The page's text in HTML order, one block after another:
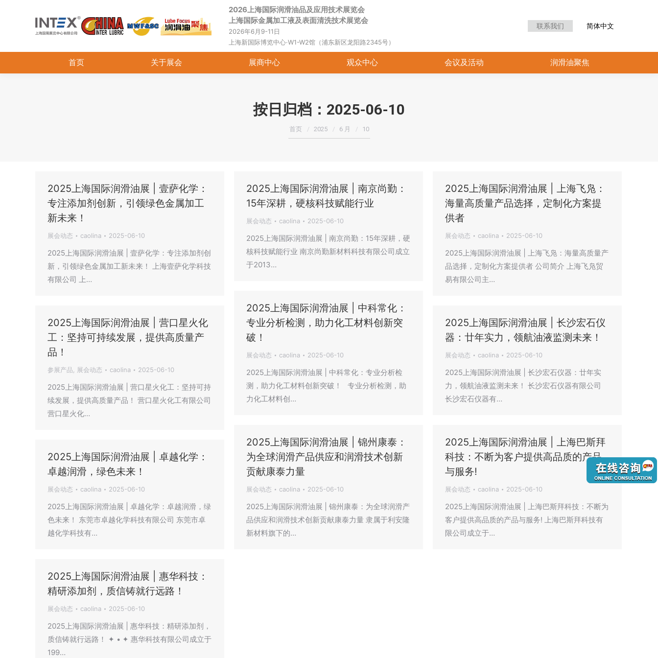
2026上海国际润滑油品及应用技术展览会
上海国际金属加工液及表面清洗技术展览会
2026年6月9-11日
上海新国际博览中心·W1-W2馆（浦东新区龙阳路2345号）
联系我们 简体中文
首页 关于展会 展商中心 观众中心 会议及活动 润滑油聚焦
按日归档： 2025-06-10
您在这里：
首页 2025 6 月 10
2025上海国际润滑油展 | 壹萨化学：
专注添加剂创新，引领绿色金属加工
新未来！
展会动态 caolina 2025-06-10
2025上海国际润滑油展 | 壹萨化学：专注添加剂创
新，引领绿色金属加工新未来！ 上海壹萨化学科技
有限公司 上…
2025上海国际润滑油展 | 南京尚勤：
15年深耕，硬核科技赋能行业
展会动态 caolina 2025-06-10
2025上海国际润滑油展 | 南京尚勤：15年深耕，硬
核科技赋能行业 南京尚勤新材料科技有限公司成立
于2013…
2025上海国际润滑油展 | 上海飞凫：
海量高质量产品选择，定制化方案提
供者
展会动态 caolina 2025-06-10
2025上海国际润滑油展 | 上海飞凫：海量高质量产
品选择，定制化方案提供者 公司简介 上海飞凫贸
易有限公司主…
2025上海国际润滑油展 | 中科常化：
专业分析检测，助力化工材料创新突
破！
展会动态 caolina 2025-06-10
2025上海国际润滑油展 | 中科常化：专业分析检
测，助力化工材料创新突破！ 专业分析检测，助
力化工材料创…
2025上海国际润滑油展 | 营口星火化
工：坚持可持续发展，提供高质量产
品！
参展产品 展会动态 caolina 2025-06-10
2025上海国际润滑油展 | 营口星火化工：坚持可持
续发展，提供高质量产品！ 营口星火化工有限公司
营口星火化…
2025上海国际润滑油展 | 长沙宏石仪
器：廿年实力，领航油液监测未来！
展会动态 caolina 2025-06-10
2025上海国际润滑油展 | 长沙宏石仪器：廿年实
力，领航油液监测未来！ 长沙宏石仪器有限公司
长沙宏石仪器有…
2025上海国际润滑油展 | 锦州康泰：
为全球润滑产品供应和润滑技术创新
贡献康泰力量
展会动态 caolina 2025-06-10
2025上海国际润滑油展 | 锦州康泰：为全球润滑产
品供应和润滑技术创新贡献康泰力量 隶属于利安隆
新材料旗下的…
2025上海国际润滑油展 | 上海巴斯拜
科技：不断为客户提供高品质的产品
与服务!
展会动态 caolina 2025-06-10
2025上海国际润滑油展 | 上海巴斯拜科技：不断为
客户提供高品质的产品与服务! 上海巴斯拜科技有
限公司成立于…
2025上海国际润滑油展 | 卓越化学：
卓越润滑，绿色未来！
展会动态 caolina 2025-06-10
2025上海国际润滑油展 | 卓越化学：卓越润滑，绿
色未来！ 东莞市卓越化学科技有限公司 东莞市卓
越化学科技有…
2025上海国际润滑油展 | 惠华科技：
精研添加剂，质信铸就行远路！
展会动态 caolina 2025-06-10
2025上海国际润滑油展 | 惠华科技：精研添加剂，
质信铸就行远路！ ✦ • ✦ 惠华科技有限公司成立于
199…
首页 关于展会 展商中心